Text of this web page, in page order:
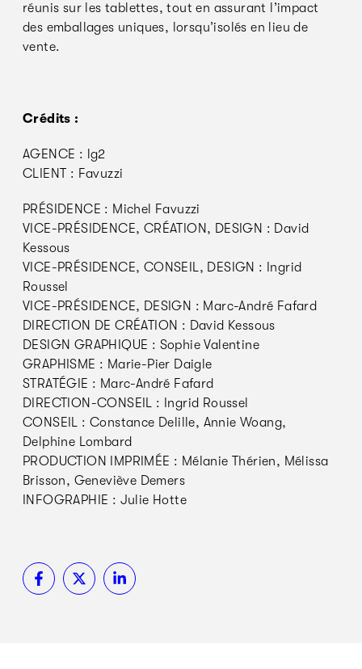
réunis sur les tablettes, tout en assurant l’impact
des emballages uniques, lorsqu’isolés en lieu de
vente.
Crédits :
AGENCE : lg2
CLIENT : Favuzzi
PRÉSIDENCE : Michel Favuzzi
VICE-PRÉSIDENCE, CRÉATION, DESIGN : David
Kessous
VICE-PRÉSIDENCE, CONSEIL, DESIGN : Ingrid
Roussel
VICE-PRÉSIDENCE, DESIGN : Marc-André Fafard
DIRECTION DE CRÉATION : David Kessous
DESIGN GRAPHIQUE : Sophie Valentine
GRAPHISME : Marie-Pier Daigle
STRATÉGIE : Marc-André Fafard
DIRECTION-CONSEIL : Ingrid Roussel
CONSEIL : Constance Delille, Annie Woang,
Delphine Lombard
PRODUCTION IMPRIMÉE : Mélanie Thérien, Mélissa
Brisson, Geneviève Demers
INFOGRAPHIE : Julie Hotte